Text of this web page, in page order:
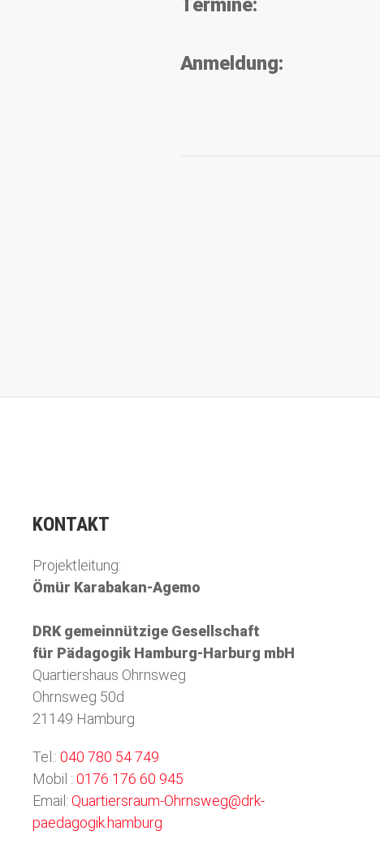
Termine:
Anmeldung:
KONTAKT
Projektleitung:
Ömür Karabakan-Agemo
DRK gemeinnützige Gesellschaft
für Pädagogik Hamburg-Harburg mbH
Quartiershaus Ohrnsweg
Ohrnsweg 50d
21149 Hamburg
Tel.: 040 780 54 749
Mobil : 0176 176 60 945
Email: Quartiersraum-Ohrnsweg@drk-
paedagogik.hamburg